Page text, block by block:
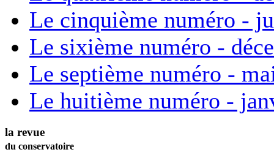
Le cinquième numéro -
Le sixième numéro -
Le septième numéro -
Le huitième numéro -
la revue
du conservatoire